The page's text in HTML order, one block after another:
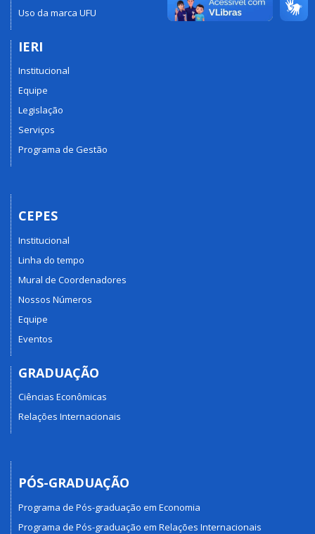
Uso da marca UFU
IERI
Institucional
Equipe
Legislação
Serviços
Programa de Gestão
CEPES
Institucional
Linha do tempo
Mural de Coordenadores
Nossos Números
Equipe
Eventos
GRADUAÇÃO
Ciências Econômicas
Relações Internacionais
PÓS-GRADUAÇÃO
Programa de Pós-graduação em Economia
Programa de Pós-graduação em Relações Internacionais